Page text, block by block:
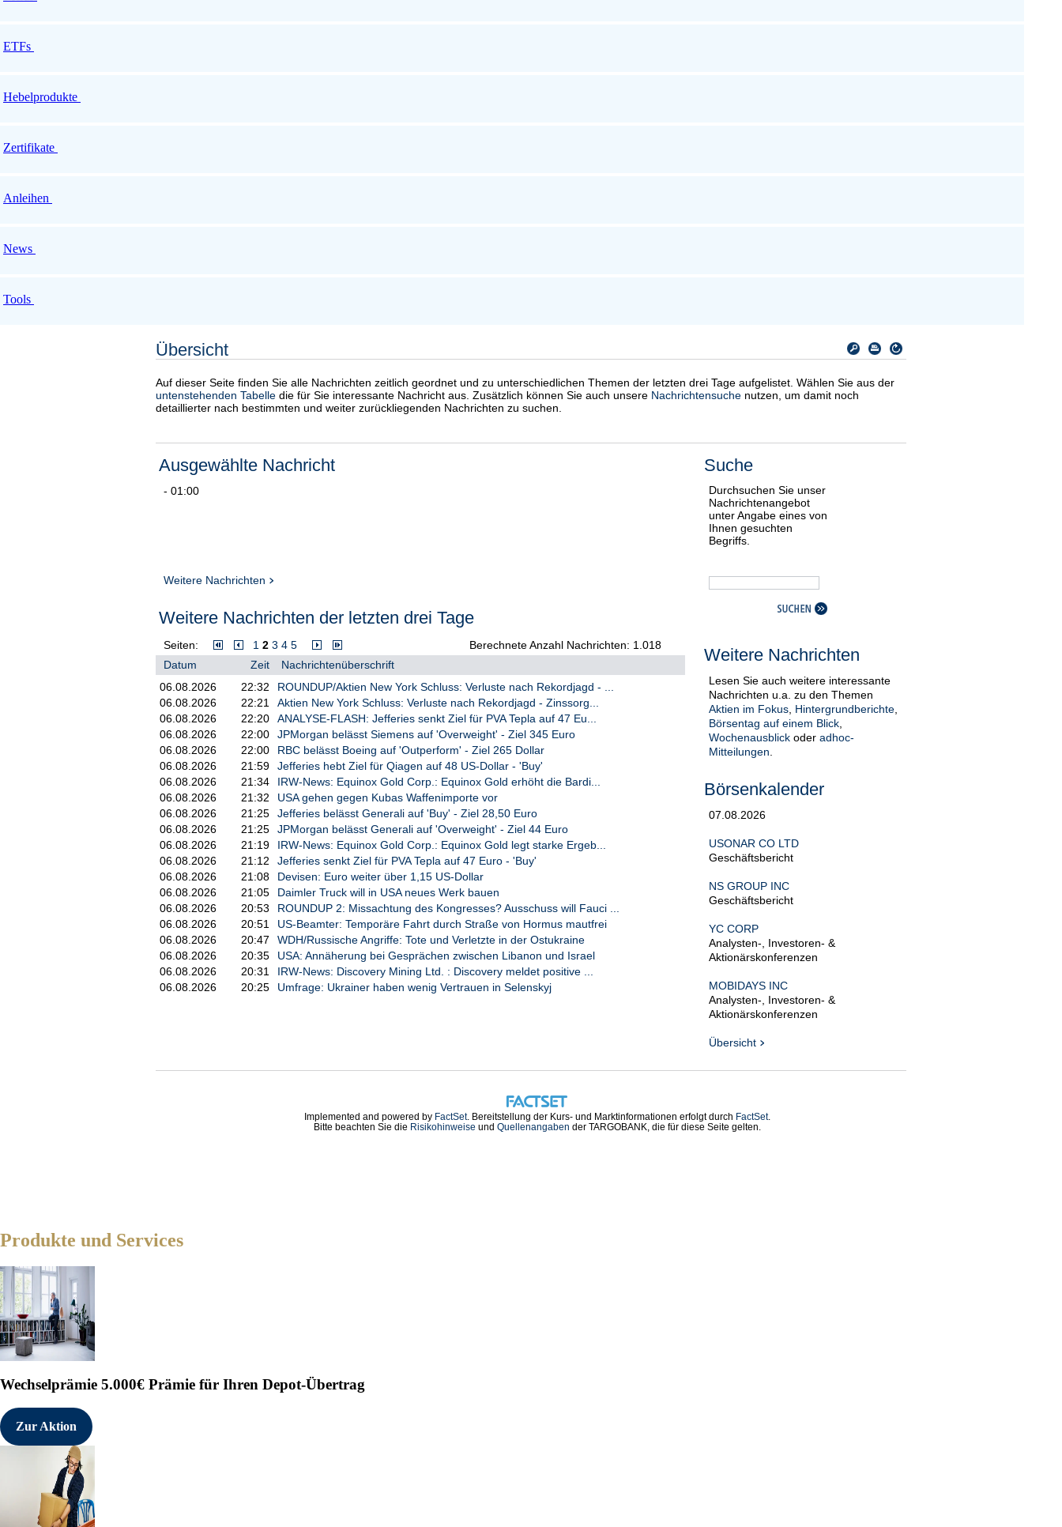
ETFs
Hebelprodukte
Zertifikate
Anleihen
News
Tools
Übersicht
Auf dieser Seite finden Sie alle Nachrichten zeitlich geordnet und zu unterschiedlichen Themen der letzten drei Tage aufgelistet. Wählen Sie aus der
untenstehenden Tabelle die für Sie interessante Nachricht aus. Zusätzlich können Sie auch unsere Nachrichtensuche nutzen, um damit noch
detaillierter nach bestimmten und weiter zurückliegenden Nachrichten zu suchen.
Ausgewählte Nachricht
- 01:00
Weitere Nachrichten
Weitere Nachrichten der letzten drei Tage
Seiten: 1 2 3 4 5
Berechnete Anzahl Nachrichten: 1.018
Datum
Zeit
Nachrichtenüberschrift
06.08.2026
22:32
ROUNDUP/Aktien New York Schluss: Verluste nach Rekordjagd - ...
06.08.2026
22:21
Aktien New York Schluss: Verluste nach Rekordjagd - Zinssorg...
06.08.2026
22:20
ANALYSE-FLASH: Jefferies senkt Ziel für PVA Tepla auf 47 Eu...
06.08.2026
22:00
JPMorgan belässt Siemens auf 'Overweight' - Ziel 345 Euro
06.08.2026
22:00
RBC belässt Boeing auf 'Outperform' - Ziel 265 Dollar
06.08.2026
21:59
Jefferies hebt Ziel für Qiagen auf 48 US-Dollar - 'Buy'
06.08.2026
21:34
IRW-News: Equinox Gold Corp.: Equinox Gold erhöht die Bardi...
06.08.2026
21:32
USA gehen gegen Kubas Waffenimporte vor
06.08.2026
21:25
Jefferies belässt Generali auf 'Buy' - Ziel 28,50 Euro
06.08.2026
21:25
JPMorgan belässt Generali auf 'Overweight' - Ziel 44 Euro
06.08.2026
21:19
IRW-News: Equinox Gold Corp.: Equinox Gold legt starke Ergeb...
06.08.2026
21:12
Jefferies senkt Ziel für PVA Tepla auf 47 Euro - 'Buy'
06.08.2026
21:08
Devisen: Euro weiter über 1,15 US-Dollar
06.08.2026
21:05
Daimler Truck will in USA neues Werk bauen
06.08.2026
20:53
ROUNDUP 2: Missachtung des Kongresses? Ausschuss will Fauci ...
06.08.2026
20:51
US-Beamter: Temporäre Fahrt durch Straße von Hormus mautfrei
06.08.2026
20:47
WDH/Russische Angriffe: Tote und Verletzte in der Ostukraine
06.08.2026
20:35
USA: Annäherung bei Gesprächen zwischen Libanon und Israel
06.08.2026
20:31
IRW-News: Discovery Mining Ltd. : Discovery meldet positive ...
06.08.2026
20:25 Umfrage: Ukrainer haben wenig Vertrauen in Selenskyj
Suche
Durchsuchen Sie unser
Nachrichtenangebot
unter Angabe eines von
Ihnen gesuchten
Begriffs.
Weitere Nachrichten
Lesen Sie auch weitere interessante
Nachrichten u.a. zu den Themen
Aktien im Fokus Hintergrundberichte
Börsentag auf einem Blick
Wochenausblick oder adhoc-
Mitteilungen
Börsenkalender
07.08.2026
USONAR CO LTD
Geschäftsbericht
NS GROUP INC
Geschäftsbericht
YC CORP
Analysten-, Investoren- &
Aktionärskonferenzen
MOBIDAYS INC
Analysten-, Investoren- &
Aktionärskonferenzen
Übersicht
Implemented and powered by FactSet. Bereitstellung der Kurs- und Marktinformationen erfolgt durch FactSet.
Bitte beachten Sie die Risikohinweise und Quellenangaben der TARGOBANK, die für diese Seite gelten.
Produkte und Services
Wechselprämie 5.000€ Prämie für Ihren Depot-Übertrag
Zur Aktion